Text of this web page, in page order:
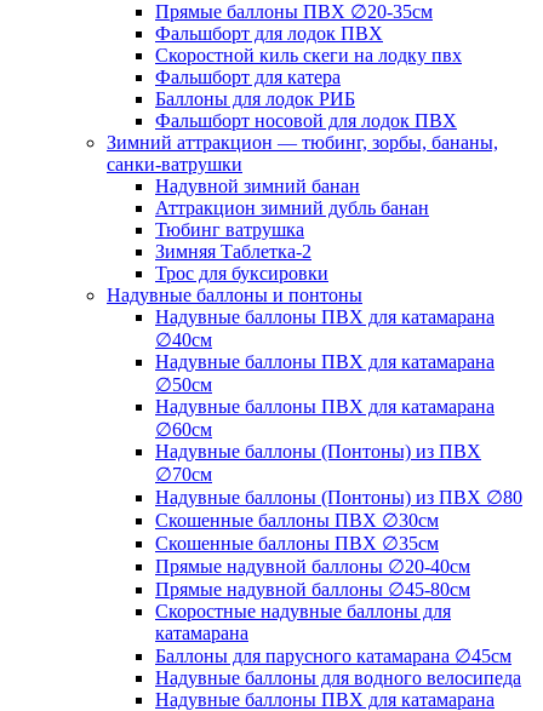
Прямые баллоны ПВХ ∅20-35см
Фальшборт для лодок ПВХ
Скоростной киль скеги на лодку пвх
Фальшборт для катера
Баллоны для лодок РИБ
Фальшборт носовой для лодок ПВХ
Зимний аттракцион — тюбинг, зорбы, бананы,
санки-ватрушки
Надувной зимний банан
Аттракцион зимний дубль банан
Тюбинг ватрушка
Зимняя Таблетка-2
Трос для буксировки
Надувные баллоны и понтоны
Надувные баллоны ПВХ для катамарана
∅40см
Надувные баллоны ПВХ для катамарана
∅50см
Надувные баллоны ПВХ для катамарана
∅60см
Надувные баллоны (Понтоны) из ПВХ
∅70см
Надувные баллоны (Понтоны) из ПВХ ∅80
Скошенные баллоны ПВХ ∅30см
Скошенные баллоны ПВХ ∅35см
Прямые надувной баллоны ∅20-40см
Прямые надувной баллоны ∅45-80см
Скоростные надувные баллоны для
катамарана
Баллоны для парусного катамарана ∅45см
Надувные баллоны для водного велосипеда
Надувные баллоны ПВХ для катамарана